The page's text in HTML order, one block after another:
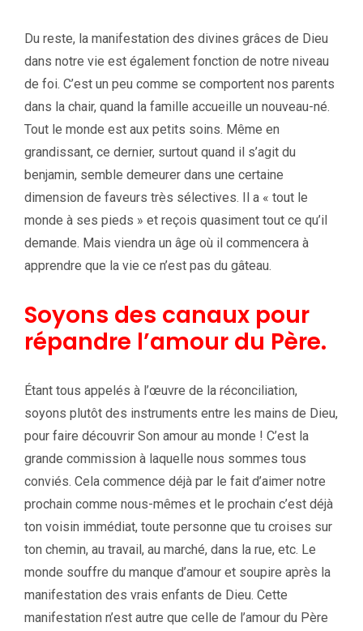
Du reste, la manifestation des divines grâces de Dieu
dans notre vie est également fonction de notre niveau
de foi. C’est un peu comme se comportent nos parents
dans la chair, quand la famille accueille un nouveau-né.
Tout le monde est aux petits soins. Même en
grandissant, ce dernier, surtout quand il s’agit du
benjamin, semble demeurer dans une certaine
dimension de faveurs très sélectives. Il a « tout le
monde à ses pieds » et reçois quasiment tout ce qu’il
demande. Mais viendra un âge où il commencera à
apprendre que la vie ce n’est pas du gâteau.
Soyons des canaux pour
répandre l’amour du Père.
Étant tous appelés à l’œuvre de la réconciliation,
soyons plutôt des instruments entre les mains de Dieu,
pour faire découvrir Son amour au monde ! C’est la
grande commission à laquelle nous sommes tous
conviés. Cela commence déjà par le fait d’aimer notre
prochain comme nous-mêmes et le prochain c’est déjà
ton voisin immédiat, toute personne que tu croises sur
ton chemin, au travail, au marché, dans la rue, etc. Le
monde souffre du manque d’amour et soupire après la
manifestation des vrais enfants de Dieu. Cette
manifestation n’est autre que celle de l’amour du Père